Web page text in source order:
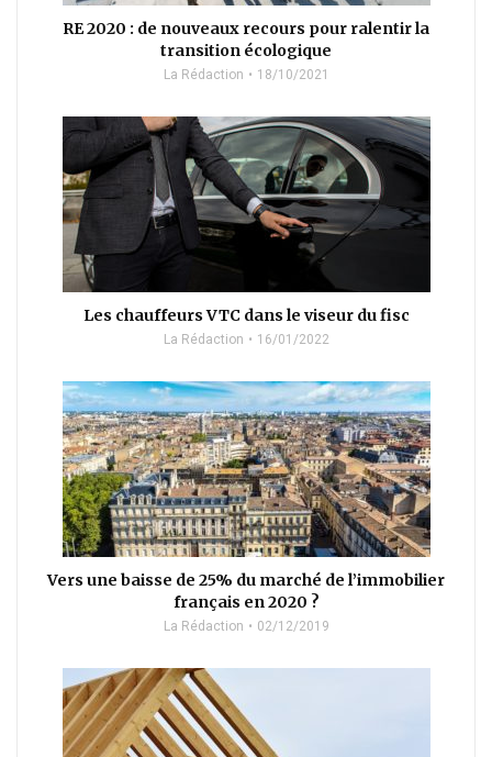
RE 2020 : de nouveaux recours pour ralentir la
transition écologique
La Rédaction 18/10/2021
Les chauffeurs VTC dans le viseur du fisc
La Rédaction 16/01/2022
Vers une baisse de 25% du marché de l’immobilier
français en 2020 ?
La Rédaction 02/12/2019